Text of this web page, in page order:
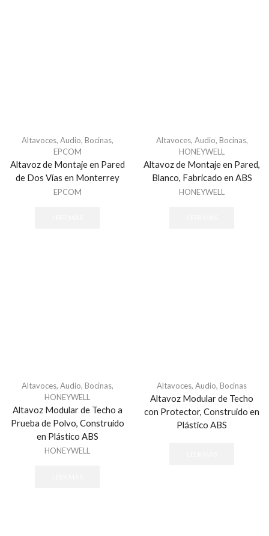
Altavoces, Audio, Bocinas,
EPCOM
Altavoz de Montaje en Pared
de Dos Vías en Monterrey
EPCOM
Altavoces, Audio, Bocinas,
HONEYWELL
Altavoz de Montaje en Pared,
Blanco, Fabricado en ABS
HONEYWELL
Altavoces, Audio, Bocinas,
HONEYWELL
Altavoz Modular de Techo a
Prueba de Polvo, Construido
en Plástico ABS
HONEYWELL
Altavoces, Audio, Bocinas
Altavoz Modular de Techo
con Protector, Construido en
Plástico ABS